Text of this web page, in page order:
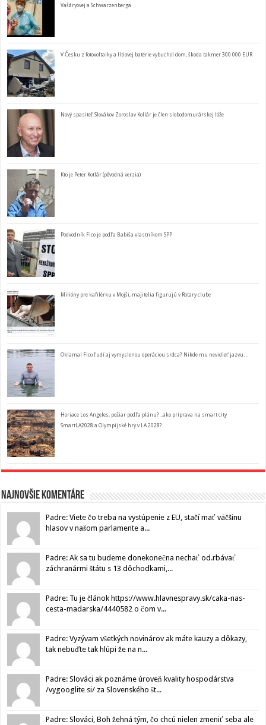
Vašáryovej a Schwarzenberga
V Česku z fotovoltaiky a lítiovej batérie vybuchol dom, škoda takmer 300 000 EUR
Nový spasiteľ Slovákov Zoroslav Kollár je člen slobodomurárskej lóže
Kto je Peter Kotlár (pôvodná verzia)
Podvodník Fico je podľa Babiša vlastníkom SPP
Milióny pre kafilérku v Mojši, majitelia figurujú v Rotary clube
Oklamal Fico ľudí aj vymyslenou operáciou srdca? Nikde mu nevidieť jazvu…
Horiace Los Angeles, požiar podľa plánu? ..ako príprava na smart city
SmartLA2028 a Olympijské hry v LA 2028?
Najnovšie komentáre
Padre: Viete čo treba na vystúpenie z EU, stačí mať väčšinu
hlasov v našom parlamente a...
Padre: Ak sa tu budeme donekonečna nechať od.rbávať
záchranármi štátu s 13 dôchodkami,...
Padre: Tu je článok https://www.hlavnespravy.sk/caka-nas-
cesta-madarska/4440582 o čom v...
Padre: Vyzývam všetkých novinárov ak máte kauzy a dôkazy,
tak nebuďte tak hlúpi že na n...
Padre: Slováci ak poznáme úroveň kvality hospodárstva
/vygooglite si/ za Slovenského št...
Padre: Slováci, Boh žehná tým, čo chcú nielen zmeniť seba ale